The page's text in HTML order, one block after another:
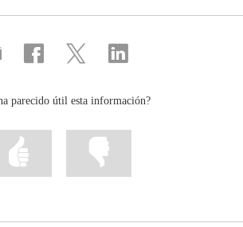
Compartir
en
Compartir
en
Compartir
en
parecido útil esta información?
Marcar
información